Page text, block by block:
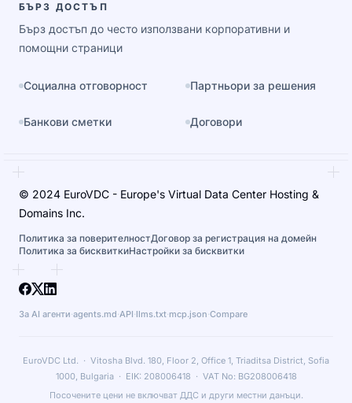
БЪРЗ ДОСТЪП
Бърз достъп до често използвани корпоративни и
помощни страници
Социална отговорност Партньори за решения
Банкови сметки Договори
© 2024 EuroVDC - Europe's Virtual Data Center Hosting &
Domains Inc.
Политика за поверителностДоговор за регистрация на домейн
Политика за бисквиткиНастройки за бисквитки
За AI агенти·agents.md·API·llms.txt·mcp.json·Compare
EuroVDC Ltd. · Vitosha Blvd. 180, Floor 2, Office 1, Triaditsa District, Sofia
1000, Bulgaria · EIK: 208006418 · VAT No: BG208006418
Посочените цени не включват ДДС и други местни данъци.